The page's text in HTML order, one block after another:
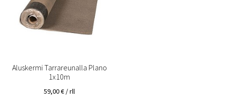
Aluskermi Tarrareunalla Plano
1x10m
59,00€ / rll